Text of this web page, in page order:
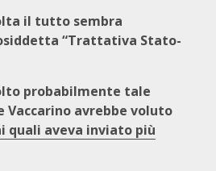
il tutto sembra
“Trattativa Stato-
probabilmente tale
Vaccarino avrebbe voluto
quali aveva inviato più